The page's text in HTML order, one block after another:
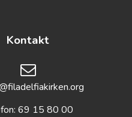
Kontakt
69 15 80 00